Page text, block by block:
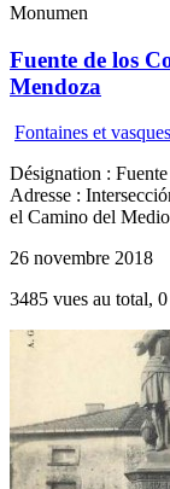
Monumen
Fuente de los
Mendoza
Fontaines et vasques
Désignation :
Adresse :
el Camino del
26 novembre 2018
3485 vues au total,